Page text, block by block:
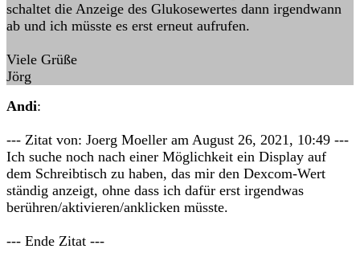
schaltet die Anzeige des Glukosewertes dann irgendwann
ab und ich müsste es erst erneut aufrufen.
Viele Grüße
Jörg
Andi:
--- Zitat von: Joerg Moeller am August 26, 2021, 10:49 ---
Ich suche noch nach einer Möglichkeit ein Display auf
dem Schreibtisch zu haben, das mir den Dexcom-Wert
ständig anzeigt, ohne dass ich dafür erst irgendwas
berühren/aktivieren/anklicken müsste.
--- Ende Zitat ---